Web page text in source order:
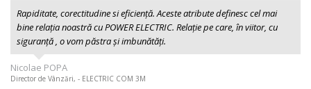
Rapiditate, corectitudine si eficiență. Aceste atribute definesc cel mai
bine relația noastră cu POWER ELECTRIC. Relație pe care, în viitor, cu
siguranță , o vom păstra și imbunătăți.
Nicolae POPA
Director de Vânzări, - ELECTRIC COM 3M